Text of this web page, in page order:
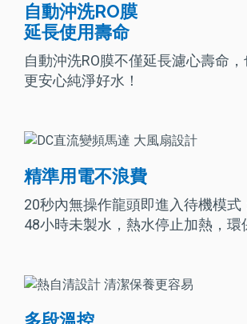
自動沖洗RO膜
延長使用壽命
自動沖洗RO膜不僅延長濾心壽命
更安心純淨好水！
精準用電不浪費
20秒內無操作龍頭即進入待機模式
48小時未製水，熱水停止加熱，環